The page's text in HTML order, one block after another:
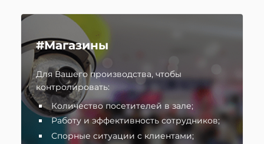
#Магазины
Для Вашего производства, чтобы
контролировать:
Количество посетителей в зале;
Работу и эффективность сотрудников;
Спорные ситуации с клиентами;